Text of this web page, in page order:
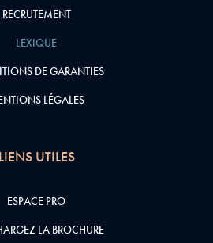
RECRUTEMENT
LEXIQUE
DE GARANTIES
LÉGALES
LIENS UTILES
ESPACE PRO
LA BROCHURE